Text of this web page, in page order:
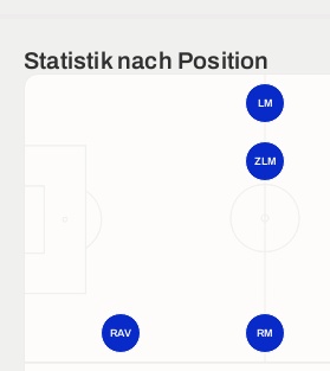
Statistik nach Position
RAV
ZLM
LM
RM